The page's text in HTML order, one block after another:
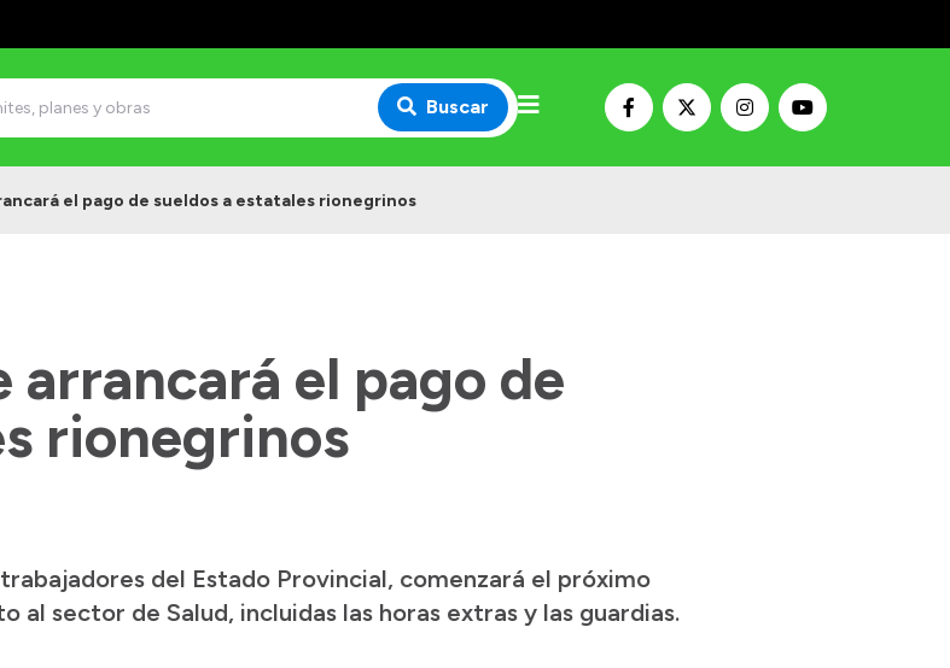
Buscar
el pago de sueldos a estatales rionegrinos
arrancará el pago de
rionegrinos
del Estado Provincial, comenzará el próximo
al sector de Salud, incluidas las horas extras y las guardias.